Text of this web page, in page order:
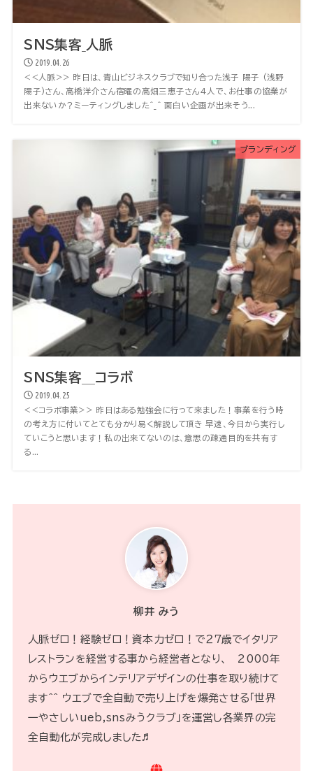
SNS集客_人脈
2019.04.26
<<人脈>> 昨日は、青山ビジネスクラブで知り合った浅子 陽子 (浅野
陽子)さん、高橋洋介さん宿曜の高畑三恵子さん4人で、お仕事の協業が
出来ないか？ミーティングしました^_^ 面白い企画が出来そう...
ブランディング
SNS集客＿コラボ
2019.04.25
<<コラボ事業>> 昨日はある勉強会に行って来ました！事業を行う時
の考え方に付いてとても分かり易く解説して頂き 早速、今日から実行し
ていこうと思います！私の出来てないのは、意思の疎通目的を共有す
る...
柳井 みう
人脈ゼロ！経験ゼロ！資本力ゼロ！で２７歳でイタリア
レストランを経営する事から経営者となり、 2000年
からウエブからインテリアデザインの仕事を取り続けて
ます^^ ウエブで全自動で売り上げを爆発させる「世界
一やさしいueb,snsみうクラブ」を運営し各業界の完
全自動化が完成しました♬